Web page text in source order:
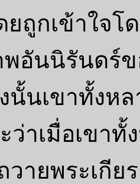
ยถูกเข้าใจ
อันนิรันดร์ข
นั้นเขาทั้งห
ะว่าเมื่อเขา
วายพระเกี